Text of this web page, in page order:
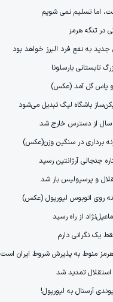
اما تسلیم نمی شویم
در تنگه هرمز
جدید به نفع فرد البرز خواهد بود
تابستانی بارسلونا
و پاس گل آمد (عکس)
باشگاه لیگ تبدیل می‌شود
سال از دسترس خارج شد
برداری در سنگین وزن(عکس)
جنجالی آرژانتین رسید
و پرسپولیس باز شد
روی اتوبوس لیورپول (عکس)
از راه رسید
یک نگرانی دارم
هرمز منوط به پذیرش شروط ایران است
استقلال تمدید شد